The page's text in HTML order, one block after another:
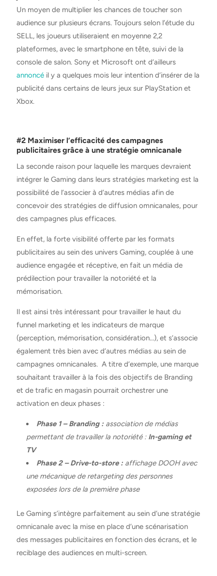
Un moyen de multiplier les chances de toucher son
audience sur plusieurs écrans. Toujours selon l’étude du
SELL, les joueurs utiliseraient en moyenne 2,2
plateformes, avec le smartphone en tête, suivi de la
console de salon. Sony et Microsoft ont d’ailleurs
annoncéil y a quelques mois leur intention d’insérer de la
publicité dans certains de leurs jeux sur PlayStation et
Xbox.
#2 Maximiser l’efficacité des campagnes
publicitaires grâce à une stratégie omnicanale
La seconde raison pour laquelle les marques devraient
intégrer le Gaming dans leurs stratégies marketing est la
possibilité de l’associer à d’autres médias afin de
concevoir des stratégies de diffusion omnicanales, pour
des campagnes plus efficaces.
En effet, la forte visibilité offerte par les formats
publicitaires au sein des univers Gaming, couplée à une
audience engagée et réceptive, en fait un média de
prédilection pour travailler la notoriété et la
mémorisation.
Il est ainsi très intéressant pour travailler le haut du
funnel marketing et les indicateurs de marque
(perception, mémorisation, considération…), et s’associe
également très bien avec d’autres médias au sein de
campagnes omnicanales. A titre d’exemple, une marque
souhaitant travailler à la fois des objectifs de Branding
et de trafic en magasin pourrait orchestrer une
activation en deux phases :
Phase 1 – Branding :association de médias
permettant de travailler la notoriété : In-gaming et
TV
Phase 2 – Drive-to-store : affichage DOOH avec
une mécanique de retargeting des personnes
exposées lors de la première phase
Le Gaming s’intègre parfaitement au sein d’une stratégie
omnicanale avec la mise en place d’une scénarisation
des messages publicitaires en fonction des écrans, et le
reciblage des audiences en multi-screen.